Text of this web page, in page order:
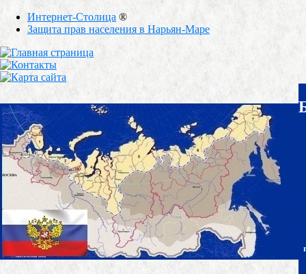
Интернет-Столица ®
Защита прав населения в Нарьян-Маре